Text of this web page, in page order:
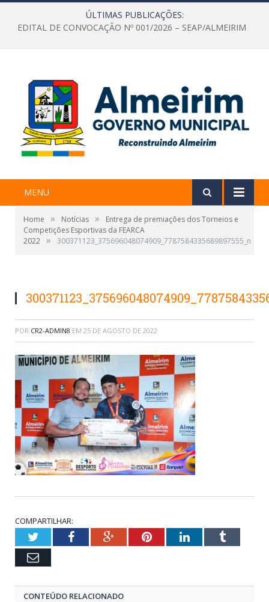
ÚLTIMAS PUBLICAÇÕES:
EDITAL DE CONVOCAÇÃO Nº 001/2026 – SEAP/ALMEIRIM
MENU
Home » Notícias »
Entrega de premiações dos Torneios e
Competições Esportivas da FEARCA
2022 » 300371123_375696048074909_7787584335689897555_n
POR CR2-ADMIN8 EM 25 DE AGOSTO DE 2022
COMPARTILHAR:
TwitterFacebookGoogle+PinterestLinkedInTumblr
Email
CONTEÚDO RELACIONADO